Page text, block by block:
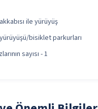
ile yürüyüş
bisiklet parkurları
sayısı - 1